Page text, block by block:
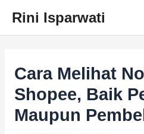
content
Rini Isparwati
Cara Melihat
Shopee, Baik
Maupun